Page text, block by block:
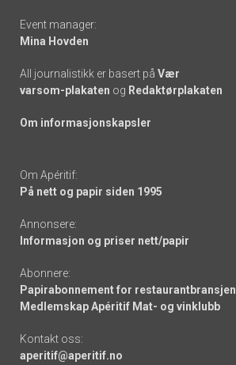
Event manager:
Mina Hovden
All journalistikk er basert på Vær
varsom-plakaten og Redaktørplakaten
Om informasjonskapsler
Om Apéritif:
På nett og papir siden 1995
Annonsere:
Informasjon og priser nett/papir
Abonnere:
Papirabonnement for restaurantbransjen
Medlemskap Apéritif Mat- og vinklubb
Kontakt oss:
aperitif@aperitif.no